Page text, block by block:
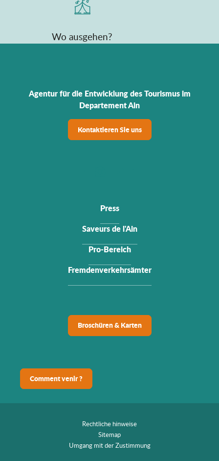
Wo ausgehen?
Agentur für die Entwicklung des Tourismus im
Departement Ain
Kontaktieren Sie uns
Press
Saveurs de l'Ain
Pro-Bereich
Fremdenverkehrsämter
Broschüren & Karten
Comment venir ?
Rechtliche hinweise
Sitemap
Umgang mit der Zustimmung